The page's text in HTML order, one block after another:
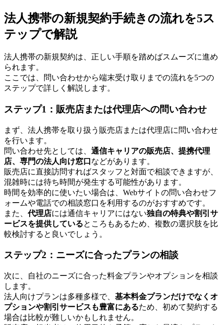
法人携帯の新規契約手続きの流れを5ス
テップで解説
法人携帯の新規契約は、正しい手順を踏めばスムーズに進め
られます。
ここでは、問い合わせから端末受け取りまでの流れを5つの
ステップで詳しく解説します。
ステップ1：販売店または代理店への問い合わせ
まず、法人携帯を取り扱う販売店または代理店に問い合わせ
を行います。
問い合わせ先としては、 通信キャリアの販売店、提携代理
店、専門の法人向け窓口 などがあります。
販売店に直接訪問すればスタッフと対面で相談できますが、
混雑時には待ち時間が発生する可能性があります。
時間を効率的に使いたい場合は、Webサイトの問い合わせフ
ォームや電話での相談窓口を利用するのがおすすめです。
また、代理店には通信キャリアにはない独自の特典や割引サ
ービスを提供しているところもあるため、複数の選択肢を比
較検討すると良いでしょう。
ステップ2：ニーズに合ったプランの相談
次に、自社のニーズに合った料金プランやオプションを相談
します。
法人向けプランは多種多様で、 基本料金プランだけでなくオ
プションや割引サービスも豊富にあるため、初めて契約する
場合は比較が難しいかもしれません。